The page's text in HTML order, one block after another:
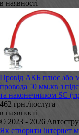
в наявності
Провід АКБ плюс або
провода 50 мм.кв з
та наконечником SC
462 грн./послуга
в наявності
© 2023 - 2026
Як створити інтернет